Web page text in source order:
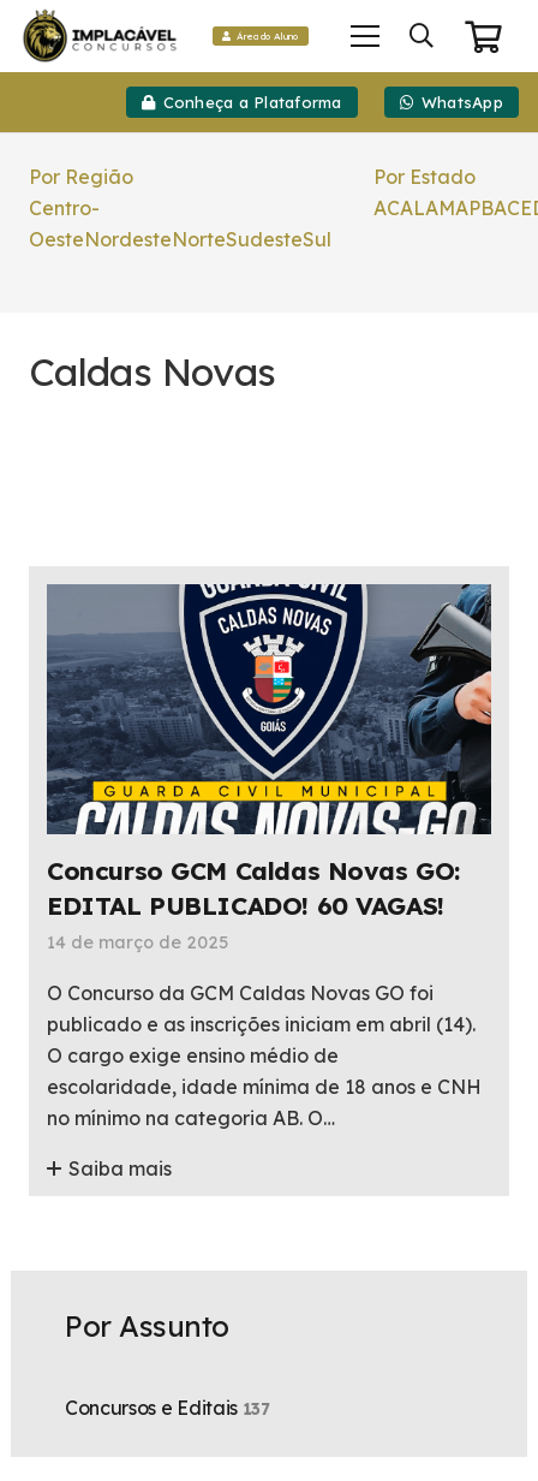
Área do Aluno
Conheça a Plataforma WhatsApp
Por Região
Centro-
OesteNordesteNorteSudesteSul
Por Estado
ACALAMAPBACE
Caldas Novas
Concurso GCM Caldas Novas GO:
EDITAL PUBLICADO! 60 VAGAS!
14 de março de 2025
O Concurso da GCM Caldas Novas GO foi
publicado e as inscrições iniciam em abril (14).
O cargo exige ensino médio de
escolaridade, idade mínima de 18 anos e CNH
no mínimo na categoria AB. O…
Saiba mais
Por Assunto
Concursos e Editais 137